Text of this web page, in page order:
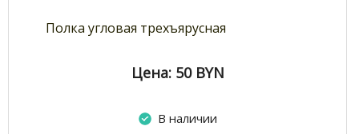
Полка угловая трехъярусная
Цена: 50 BYN
В наличии